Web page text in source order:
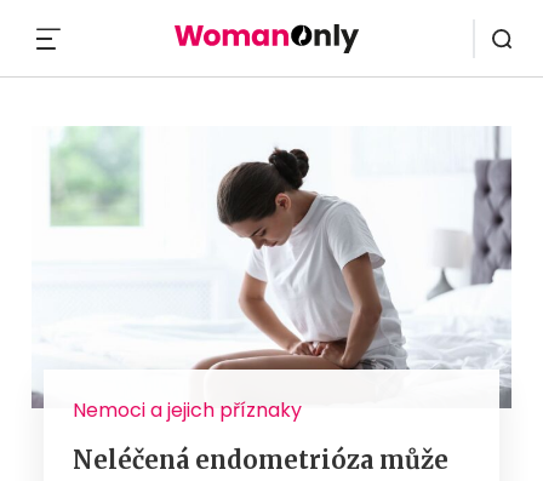
Nemoci a jejich příznaky
Neléčená endometrióza může